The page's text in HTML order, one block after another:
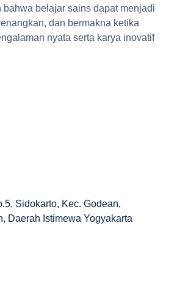
bahwa belajar sains dapat menjadi
dan bermakna ketika
nyata serta karya inovatif
Sidokarto, Kec. Godean,
Daerah Istimewa Yogyakarta